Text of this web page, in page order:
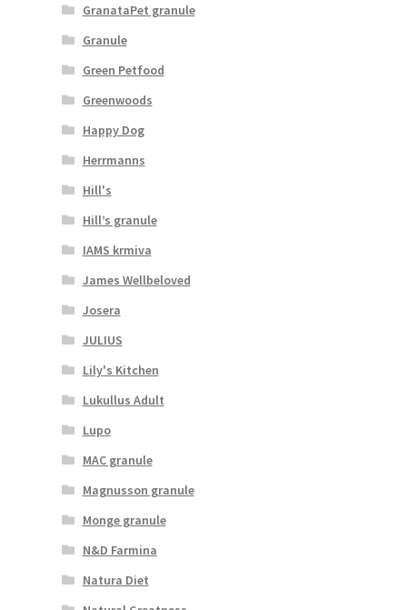
GranataPet granule
Granule
Green Petfood
Greenwoods
Happy Dog
Herrmanns
Hill's
Hill’s granule
IAMS krmiva
James Wellbeloved
Josera
JULIUS
Lily's Kitchen
Lukullus Adult
Lupo
MAC granule
Magnusson granule
Monge granule
N&D Farmina
Natura Diet